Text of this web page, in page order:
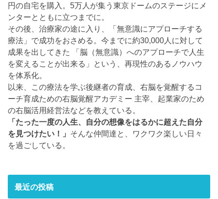
円の自宅を購入。5万人が集う東京ドームのステージにメ
ンターとともに立つまでに。
その後、治療家の途に入り、「無意識にアプローチする
療法」で成功をおさめる。今までに約30,000人に対して
成果を出してきた 「脳（無意識）へのアプローチで人生
を変えることが出来る」という、再現性のあるノウハウ
を体系化。
以来、この療法を学ぶ後継者の育成、右脳を覚醒するコ
ーチ育成ための右脳覚醒アカデミー 主宰、起業家のため
の右脳活用経営法などを教えている。
「たった一度の人生、自分の想像をはるかに超えた自分
を見つけたい！」 そんな仲間達と、ワクワク楽しい日々
を過ごしている。
最近の投稿